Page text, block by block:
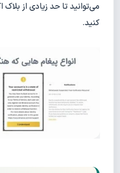
می‌توانید تا حد زیادی از
کنید.